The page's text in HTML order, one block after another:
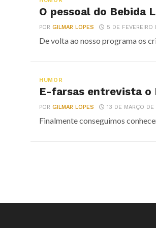
O pessoal do Bebida
POR GILMAR LOPES 5 DE FEVEREIRO
De volta ao nosso programa os
HUMOR
E-farsas entrevista o
POR GILMAR LOPES 13 DE MARÇO
Finalmente conseguimos